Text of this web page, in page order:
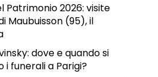
Patrimonio 2026: visite
Maubuisson (95), il
dove e quando si
i funerali a Parigi?